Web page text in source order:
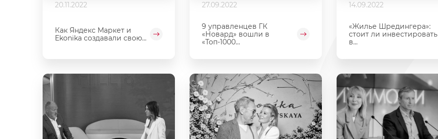
20.11.2022
Как Яндекс Маркет и
Ekonika создавали свою...
27.09.2022
9 управленцев ГК
«Новард» вошли в
«Топ-1000...
14.09.2022
«Жилье Шредингера»:
стоит ли инвестировать
в...